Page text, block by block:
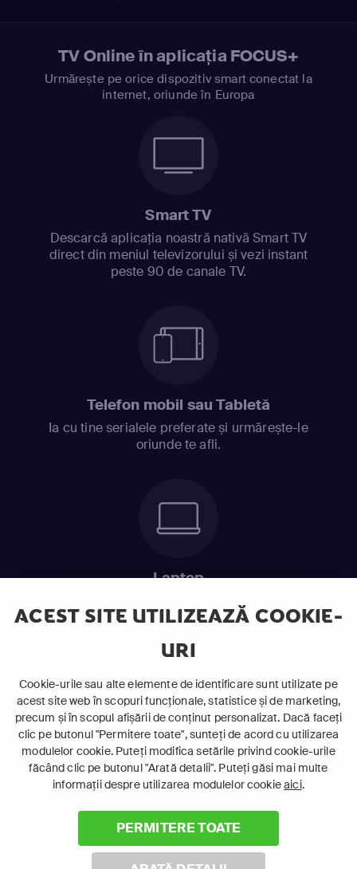
ACEST SITE UTILIZEAZĂ COOKIE-
URI
Cookie-urile sau alte elemente de identificare sunt utilizate pe
acest site web în scopuri funcționale, statistice și de marketing,
precum și în scopul afișării de conținut personalizat. Dacă faceți
clic pe butonul "Permitere toate", sunteți de acord cu utilizarea
modulelor cookie. Puteți modifica setările privind cookie-urile
făcând clic pe butonul "Arată detalii". Puteți găsi mai multe
informații despre utilizarea modulelor cookieaici.
PERMITERE TOATE
TV Online în aplicația FOCUS+
Urmărește pe orice dispozitiv smart conectat la
internet, oriunde în Europa
Smart TV
Descarcă aplicația noastră nativă Smart TV
direct din meniul televizorului și vezi instant
peste 90 de canale TV.
Telefon mobil sau Tabletă
Ia cu tine serialele preferate și urmărește-le
oriunde te afli.
Laptop
ABONEAZĂ-TE ACUM
Cerințe de sistem
2026 Canal+ Luxembourg S. à r.l. - Toate drepturile rezervate
Focus Sat este o marcă înregistrată aparținând Canal+